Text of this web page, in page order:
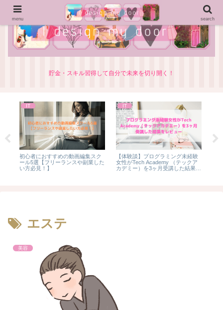
貯金・スキル習得して自分で未来を切り開く！
IT
初心者におすすめの動画編集スク
ール5選【フリーランスや副業した
い方必見！】
IT
【体験談】プログラミング未経験
女性がTech Academy （テックア
カデミー）を3ヶ月受講した結果を
エステ
美容
menu search